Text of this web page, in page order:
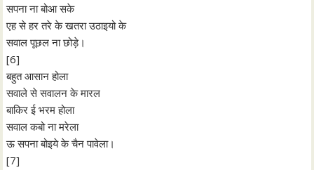
सपना ना बोआ सके
एह से हर तरे के खतरा उठाइयो के
सवाल पूछल ना छोड़े।
[6]
बहुत आसान होला
सवाले से सवालन के मारल
बाकिर ई भरम होला
सवाल कबो ना मरेला
ऊ सपना बोइये के चैन पावेला।
[7]